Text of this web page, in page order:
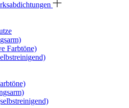
Farbtöne)